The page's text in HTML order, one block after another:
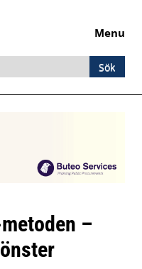
Menu
–